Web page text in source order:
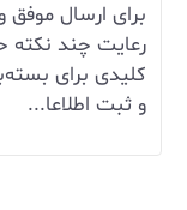
برای ارسال
کلیدی برای
و ثبت اطلاعا...